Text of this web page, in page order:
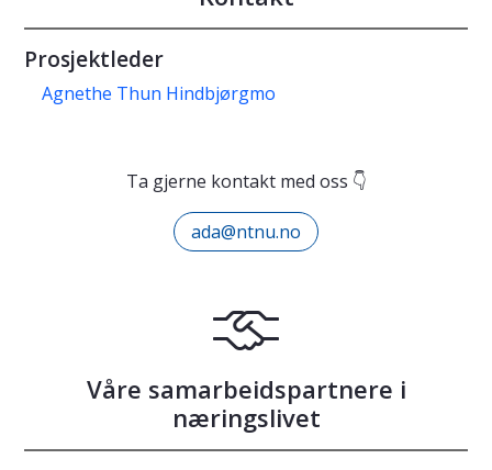
Prosjektleder
Agnethe Thun Hindbjørgmo
Ta gjerne kontakt med oss 👇
ada@ntnu.no
Våre samarbeidspartnere i
næringslivet